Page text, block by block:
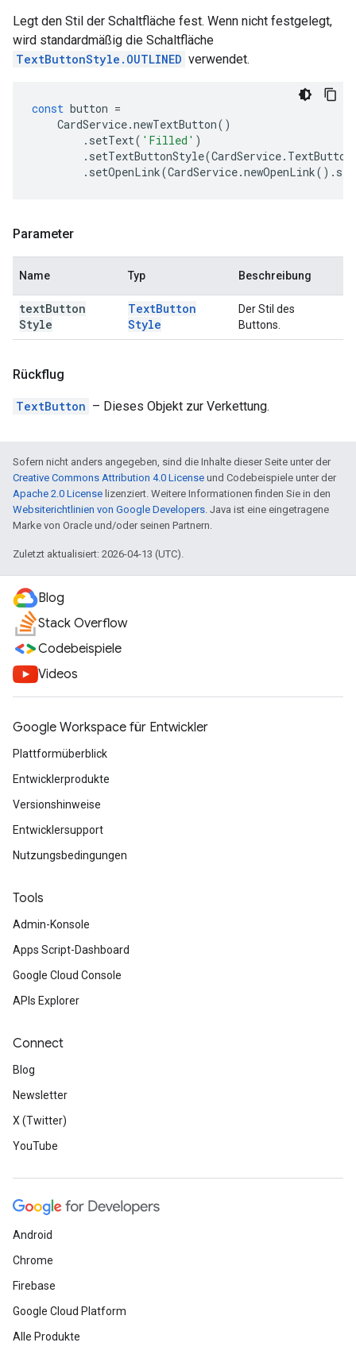
Legt den Stil der Schaltfläche fest. Wenn nicht festgelegt,
wird standardmäßig die Schaltfläche
TextButtonStyle.OUTLINED verwendet.
const button =
CardService.newTextButton()
. setText( 'Filled' )
. setTextButtonStyle(CardService.
. setOpenLink(CardService.newOpenLink().
Parameter
Name Typ Beschreibung
textButton
Style
TextButton
Style
Der Stil des
Buttons.
Rückflug
TextButton – Dieses Objekt zur Verkettung.
Sofern nicht anders angegeben, sind die Inhalte dieser Seite unter der
Creative Commons Attribution 4.0 License und Codebeispiele unter der
Apache 2.0 License lizenziert. Weitere Informationen finden Sie in den
Websiterichtlinien von Google Developers. Java ist eine eingetragene
Marke von Oracle und/oder seinen Partnern.
Zuletzt aktualisiert: 2026-04-13 (UTC).
Blog
Stack Overflow
Codebeispiele
Videos
Google Workspace für Entwickler
Plattformüberblick
Entwicklerprodukte
Versionshinweise
Entwicklersupport
Nutzungsbedingungen
Tools
Admin-Konsole
Apps Script-Dashboard
Google Cloud Console
APIs Explorer
Connect
Blog
Newsletter
X (Twitter)
YouTube
Android
Chrome
Firebase
Google Cloud Platform
Alle Produkte